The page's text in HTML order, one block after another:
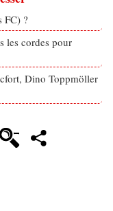
FC) ?
les cordes pour
Dino Toppmöller